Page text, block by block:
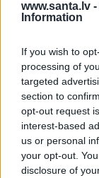
www.santa.lv -
Information
If you wish to
processing of
targeted
section to
opt-out request
interest-based
us or personal
your opt-out.
disclosure of
FOTO:
jaunumus